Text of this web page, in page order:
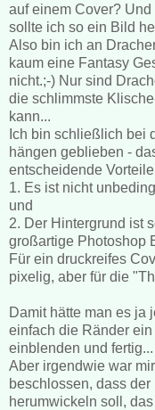
auf einem Cover? Und
sollte ich so ein Bild
Also bin ich an
kaum eine Fantasy
nicht.;-) Nur sind
die schlimmste
kann...
Ich bin schließlich bei
hängen geblieben -
entscheidende
1. Es ist nicht
und
2. Der Hintergrund ist
großartige Photoshop
Für ein druckreifes
pixelig, aber für die
Damit hätte man es ja
einfach die Ränder
einblenden und fertig...
Aber irgendwie war
beschlossen, dass
herumwickeln soll,